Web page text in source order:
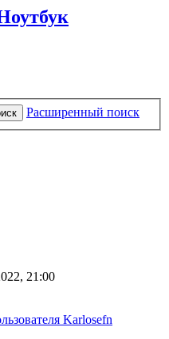
Расширенный поиск
21:00
Karlosefn